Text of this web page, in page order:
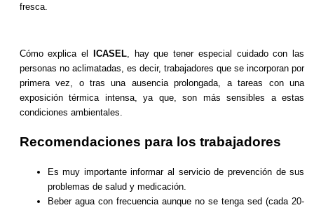
fresca.
Cómo explica el ICASEL, hay que tener especial cuidado con las
personas no aclimatadas, es decir, trabajadores que se incorporan por
primera vez, o tras una ausencia prolongada, a tareas con una
exposición térmica intensa, ya que, son más sensibles a estas
condiciones ambientales.
Recomendaciones para los trabajadores
Es muy importante informar al servicio de prevención de sus
problemas de salud y medicación.
Beber agua con frecuencia aunque no se tenga sed (cada 20-